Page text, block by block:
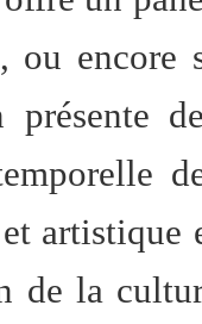
ou encore
artistique
de la